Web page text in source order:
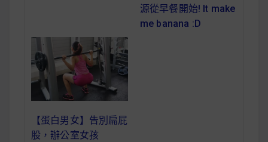
源從早餐開始! It make
me banana :D
【蛋白男女】告別扁屁
股，辦公室女孩